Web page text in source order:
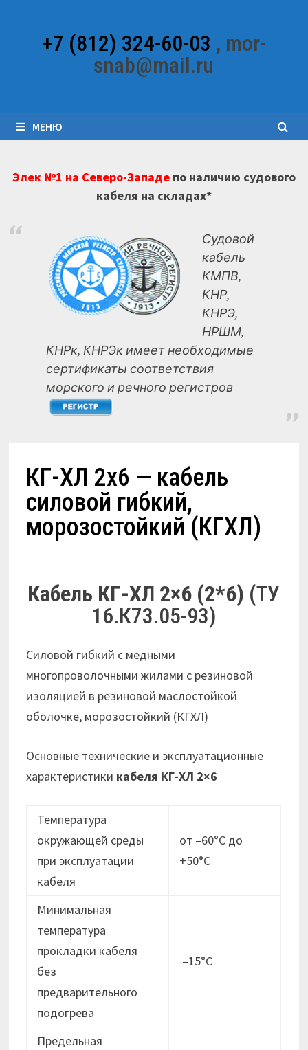
содержимому+7 (812) 324-60-03 , mor-
snab@mail.ru
МЕНЮ
Элек №1 на Северо-Западепо наличию судового
кабеля на складах*
Судовой
кабель
КМПВ,
КНР,
КНРЭ,
НРШМ,
КНРк, КНРЭк имеет необходимые
сертификаты соответствия
морского и речного регистров
КГ-ХЛ 2х6 — кабель
силовой гибкий,
морозостойкий (КГХЛ)
Кабель КГ-ХЛ 2×6 (2*6) (ТУ
16.К73.05-93)
Cиловой гибкий с медными
многопроволочными жилами с резиновой
изоляцией в резиновой маслостойкой
оболочке, морозостойкий (КГХЛ)
Основные технические и эксплуатационные
характеристики кабеля КГ-ХЛ 2×6
Температура
окружающей среды
при эксплуатации
кабеля
от –60°С до
+50°С
Минимальная
температура
прокладки кабеля
без
предварительного
подогрева
–15°С
Предельная